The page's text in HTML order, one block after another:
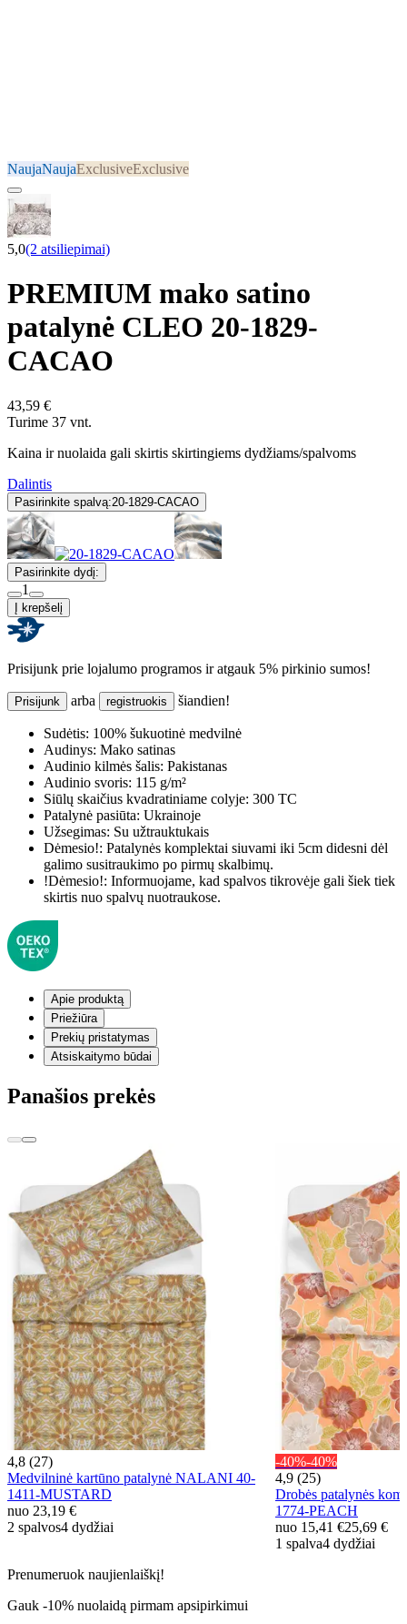
NaujaNaujaExclusiveExclusive
5,0(2 atsiliepimai)
PREMIUM mako satino
patalynė CLEO 20-1829-
CACAO
43,59 €
Turime 37 vnt.
Kaina ir nuolaida gali skirtis skirtingiems dydžiams/spalvoms
Dalintis
Pasirinkite spalvą:20-1829-CACAO
Pasirinkite dydį:
1
Į krepšelį
Prisijunk prie lojalumo programos ir atgauk 5% pirkinio sumos!
Prisijunk arba registruokis šiandien!
Sudėtis: 100% šukuotinė medvilnė
Audinys: Mako satinas
Audinio kilmės šalis: Pakistanas
Audinio svoris: 115 g/m²
Siūlų skaičius kvadratiniame colyje: 300 TC
Patalynė pasiūta: Ukrainoje
Užsegimas: Su užtrauktukais
Dėmesio!: Patalynės komplektai siuvami iki 5cm didesni dėl
galimo susitraukimo po pirmų skalbimų.
!Dėmesio!: Informuojame, kad spalvos tikrovėje gali šiek tiek
skirtis nuo spalvų nuotraukose.
Apie produktą
Priežiūra
Prekių pristatymas
Atsiskaitymo būdai
Panašios prekės
4,8 (27)
Medvilninė kartūno patalynė NALANI 40-
1411-MUSTARD
nuo 23,19 €
2 spalvos4 dydžiai
-40%-40%
4,9 (25)
Drobės patalynės
1774-PEACH
nuo 15,41 €25,69 €
1 spalva4 dydžiai
Prenumeruok naujienlaiškį!
Gauk -10% nuolaidą pirmam apsipirkimui